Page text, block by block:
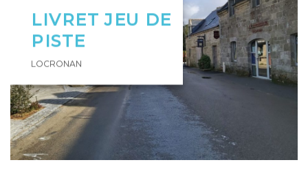
LIVRET JEU DE
PISTE
LOCRONAN